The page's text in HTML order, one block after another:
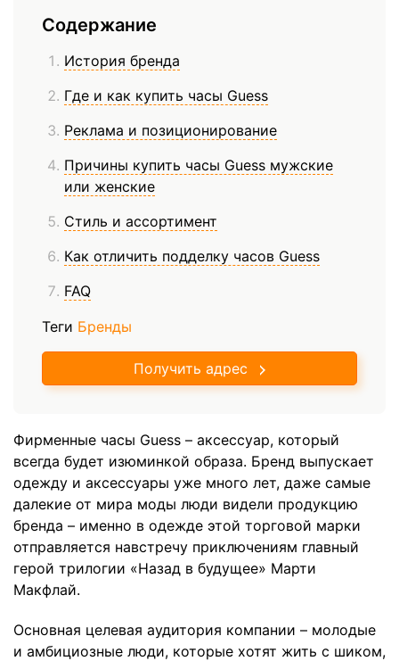
Содержание
История бренда
Где и как купить часы Guess
Реклама и позиционирование
Причины купить часы Guess мужские
или женские
Стиль и ассортимент
Как отличить подделку часов Guess
FAQ
Теги Бренды
Получить адрес
Фирменные часы Guess – аксессуар, который
всегда будет изюминкой образа. Бренд выпускает
одежду и аксессуары уже много лет, даже самые
далекие от мира моды люди видели продукцию
бренда – именно в одежде этой торговой марки
отправляется навстречу приключениям главный
герой трилогии «Назад в будущее» Марти
Макфлай.
Основная целевая аудитория компании – молодые
и амбициозные люди, которые хотят жить с шиком,